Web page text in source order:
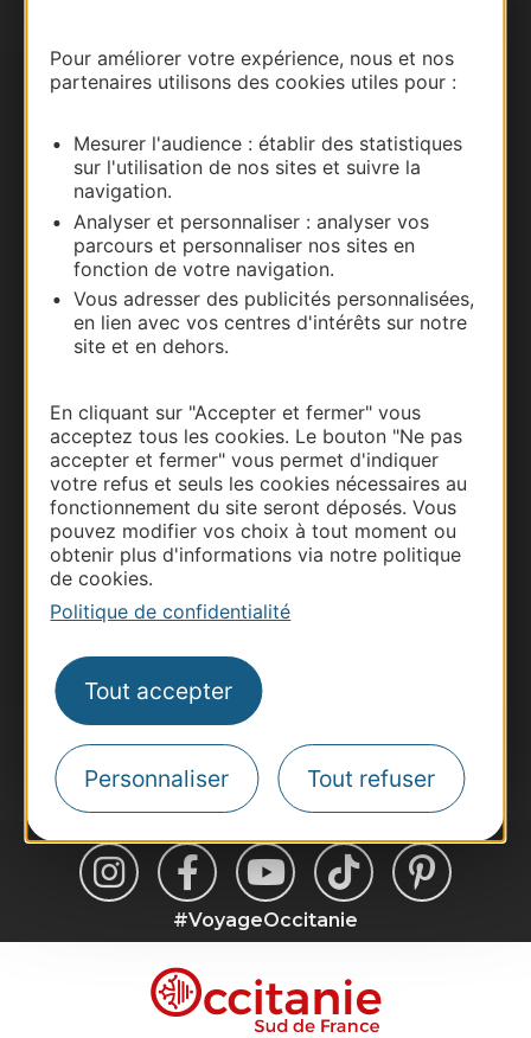
Pour améliorer votre expérience, nous et nos
partenaires utilisons des cookies utiles pour :
Mesurer l'audience : établir des statistiques
sur l'utilisation de nos sites et suivre la
navigation.
Analyser et personnaliser : analyser vos
parcours et personnaliser nos sites en
fonction de votre navigation.
Vous adresser des publicités personnalisées,
en lien avec vos centres d'intérêts sur notre
site et en dehors.
En cliquant sur "Accepter et fermer" vous
acceptez tous les cookies. Le bouton "Ne pas
accepter et fermer" vous permet d'indiquer
votre refus et seuls les cookies nécessaires au
fonctionnement du site seront déposés. Vous
pouvez modifier vos choix à tout moment ou
obtenir plus d'informations via notre politique
de cookies.
Politique de confidentialité
Tout accepter
Personnaliser Tout refuser
Nous contacter
Documentation
Thermalisme
Business/Mice
Pros d'Occitanie
Site presse et d'influence
Voyagistes
Destination Sport
Inscrivez-vous à la lettre d'information
Destination Occitanie pour recevoir des
suggestions de séjours, de visites et de sorties.
Je m'abonne
#VoyageOccitanie